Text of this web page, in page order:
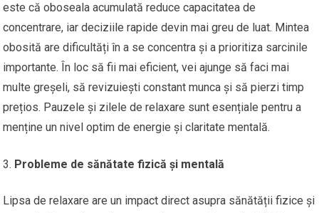
este că oboseala acumulată reduce capacitatea de
concentrare, iar deciziile rapide devin mai greu de luat. Mintea
obosită are dificultăți în a se concentra și a prioritiza sarcinile
importante. În loc să fii mai eficient, vei ajunge să faci mai
multe greșeli, să revizuiești constant munca și să pierzi timp
prețios. Pauzele și zilele de relaxare sunt esențiale pentru a
menține un nivel optim de energie și claritate mentală.
Probleme de sănătate fizică și mentală
Lipsa de relaxare are un impact direct asupra sănătății fizice și